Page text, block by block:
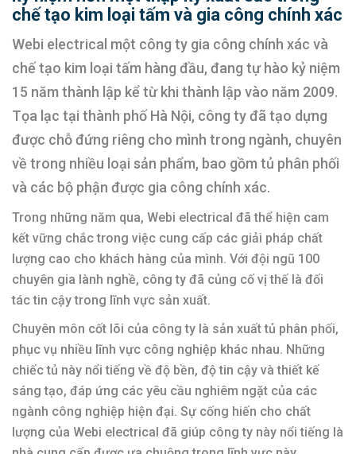
chế tạo kim loại tấm và gia công chính xác
Webi electrical một công ty gia công chính xác và
chế tạo kim loại tấm hàng đầu, đang tự hào kỷ niệm
15 năm thành lập kể từ khi thành lập vào năm 2009.
Tọa lạc tại thành phố Hà Nội, công ty đã tạo dựng
được chỗ đứng riêng cho mình trong ngành, chuyên
về trong nhiều loại sản phẩm, bao gồm tủ phân phối
và các bộ phận được gia công chính xác.
Trong những năm qua, Webi electrical đã thể hiện cam
kết vững chắc trong việc cung cấp các giải pháp chất
lượng cao cho khách hàng của mình. Với đội ngũ 100
chuyên gia lành nghề, công ty đã củng cố vị thế là đối
tác tin cậy trong lĩnh vực sản xuất.
Chuyên môn cốt lõi của công ty là sản xuất tủ phân phối,
phục vụ nhiều lĩnh vực công nghiệp khác nhau. Những
chiếc tủ này nổi tiếng về độ bền, độ tin cậy và thiết kế
sáng tạo, đáp ứng các yêu cầu nghiêm ngặt của các
ngành công nghiệp hiện đại. Sự cống hiến cho chất
lượng của Webi electrical đã giúp công ty này nổi tiếng là